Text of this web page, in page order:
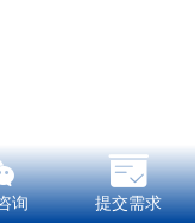
询 提交需求